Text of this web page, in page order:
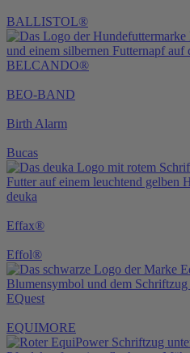
BALLISTOL®
BELCANDO®
BEO-BAND
Birth Alarm
Bucas
deuka
Effax®
Effol®
EQuest
EQUIMORE